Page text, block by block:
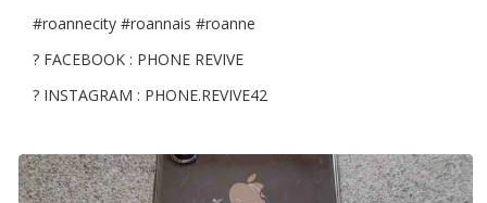
#roannecity #roannais #roanne
? FACEBOOK : PHONE REVIVE
? INSTAGRAM : PHONE.REVIVE42